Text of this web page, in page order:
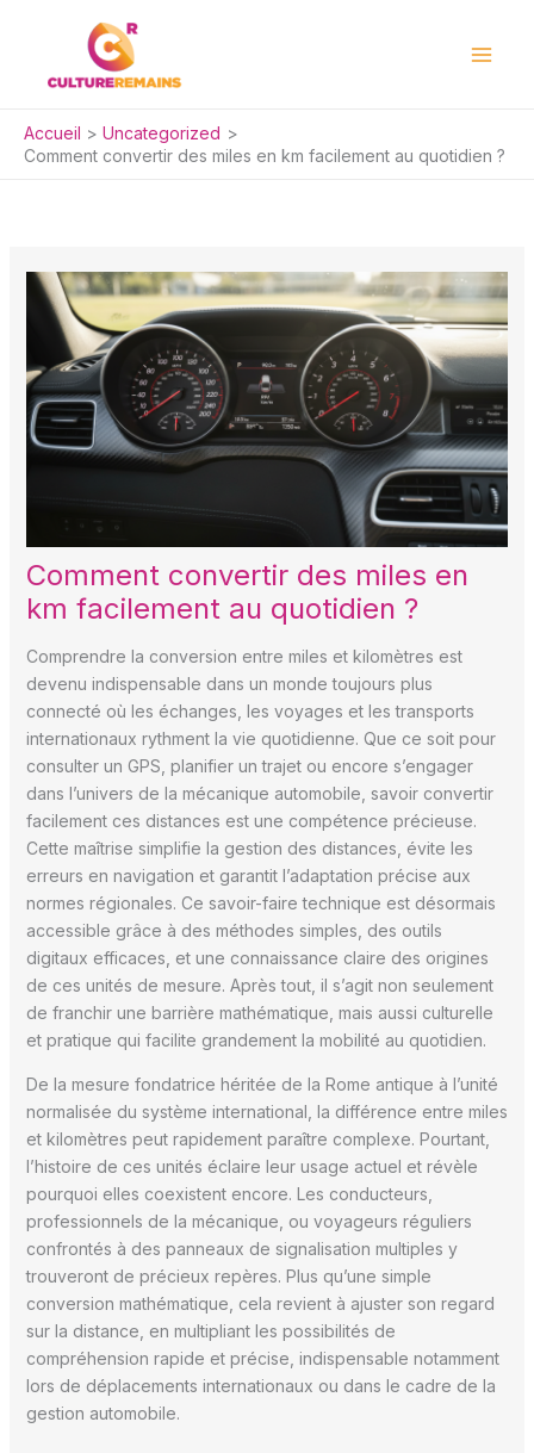
Accueil
Uncategorized
Comment convertir des miles en km facilement au quotidien ?
Comment convertir des miles en
km facilement au quotidien ?
Comprendre la conversion entre miles et kilomètres est
devenu indispensable dans un monde toujours plus
connecté où les échanges, les voyages et les transports
internationaux rythment la vie quotidienne. Que ce soit pour
consulter un GPS, planifier un trajet ou encore s’engager
dans l’univers de la mécanique automobile, savoir convertir
facilement ces distances est une compétence précieuse.
Cette maîtrise simplifie la gestion des distances, évite les
erreurs en navigation et garantit l’adaptation précise aux
normes régionales. Ce savoir-faire technique est désormais
accessible grâce à des méthodes simples, des outils
digitaux efficaces, et une connaissance claire des origines
de ces unités de mesure. Après tout, il s’agit non seulement
de franchir une barrière mathématique, mais aussi culturelle
et pratique qui facilite grandement la mobilité au quotidien.
De la mesure fondatrice héritée de la Rome antique à l’unité
normalisée du système international, la différence entre miles
et kilomètres peut rapidement paraître complexe. Pourtant,
l’histoire de ces unités éclaire leur usage actuel et révèle
pourquoi elles coexistent encore. Les conducteurs,
professionnels de la mécanique, ou voyageurs réguliers
confrontés à des panneaux de signalisation multiples y
trouveront de précieux repères. Plus qu’une simple
conversion mathématique, cela revient à ajuster son regard
sur la distance, en multipliant les possibilités de
compréhension rapide et précise, indispensable notamment
lors de déplacements internationaux ou dans le cadre de la
gestion automobile.